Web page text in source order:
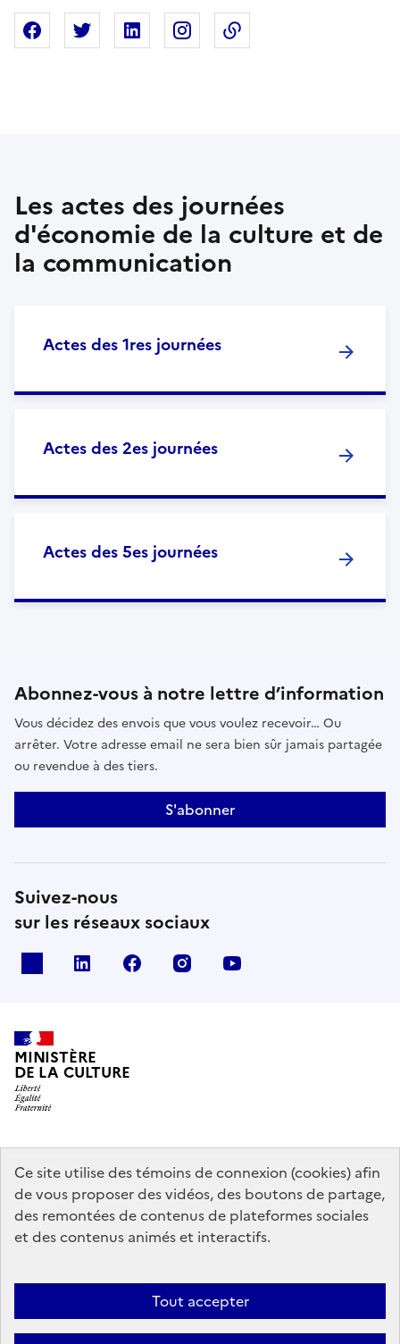
Ce site utilise des témoins de connexion (cookies) afin
de vous proposer des vidéos, des boutons de partage,
des remontées de contenus de plateformes sociales
et des contenus animés et interactifs.
Tout accepter
Partager sur Facebook
Partager sur XPartager sur Linkedin
Partager sur Instagram
Les actes des journées
d'économie de la culture et de
la communication
Actes des 1res journées
Actes des 2es journées
Actes des 5es journées
Abonnez-vous à notre lettre d’information
Vous décidez des envois que vous voulez recevoir… Ou
arrêter. Votre adresse email ne sera bien sûr jamais partagée
ou revendue à des tiers.
S'abonner
Suivez-nous
sur les réseaux sociaux
linkedin facebook instagram
MINISTÈRE
DE LA CULTURE
data.gouv.fr legifrance.gouv.fr
info.gouv.fr
service-public.gouv.fr
Mentions légales Accessibilité : partiellement conforme
Politique
d’utilisation des témoins de connexion (cookies)